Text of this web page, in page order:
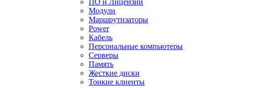
ПО и Лицензии
Модули
Маршрутизаторы
Power
Кабель
Персональные компьютеры
Серверы
Память
Жесткие диски
Тонкие клиенты